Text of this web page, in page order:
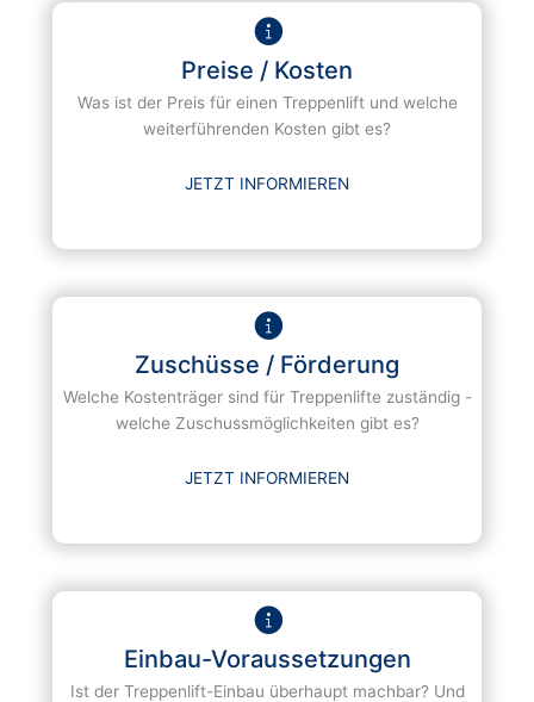
Preise / Kosten
Was ist der Preis für einen Treppenlift und welche
weiterführenden Kosten gibt es?
JETZT INFORMIEREN
Zuschüsse / Förderung
Welche Kostenträger sind für Treppenlifte zuständig -
welche Zuschussmöglichkeiten gibt es?
JETZT INFORMIEREN
Einbau-Voraussetzungen
Ist der Treppenlift-Einbau überhaupt machbar? Und